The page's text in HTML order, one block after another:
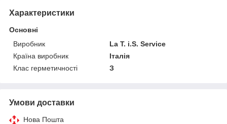
Характеристики
Основні
Виробник
La T. i.S. Service
Країна виробник
Італія
Клас герметичності
З
Умови доставки
Нова Пошта